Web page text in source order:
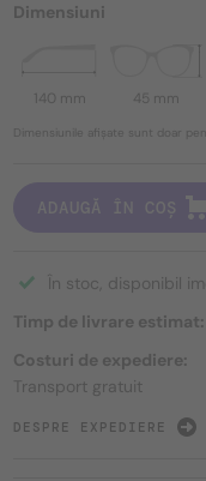
Dimensiuni
140 mm 45 mm
Dimensiunile afișate sunt doar
ADAUGĂ ÎN COȘ
În stoc, disponibil
Timp de livrare estimat:
Costuri de expediere:
Transport gratuit
DESPRE EXPEDIERE